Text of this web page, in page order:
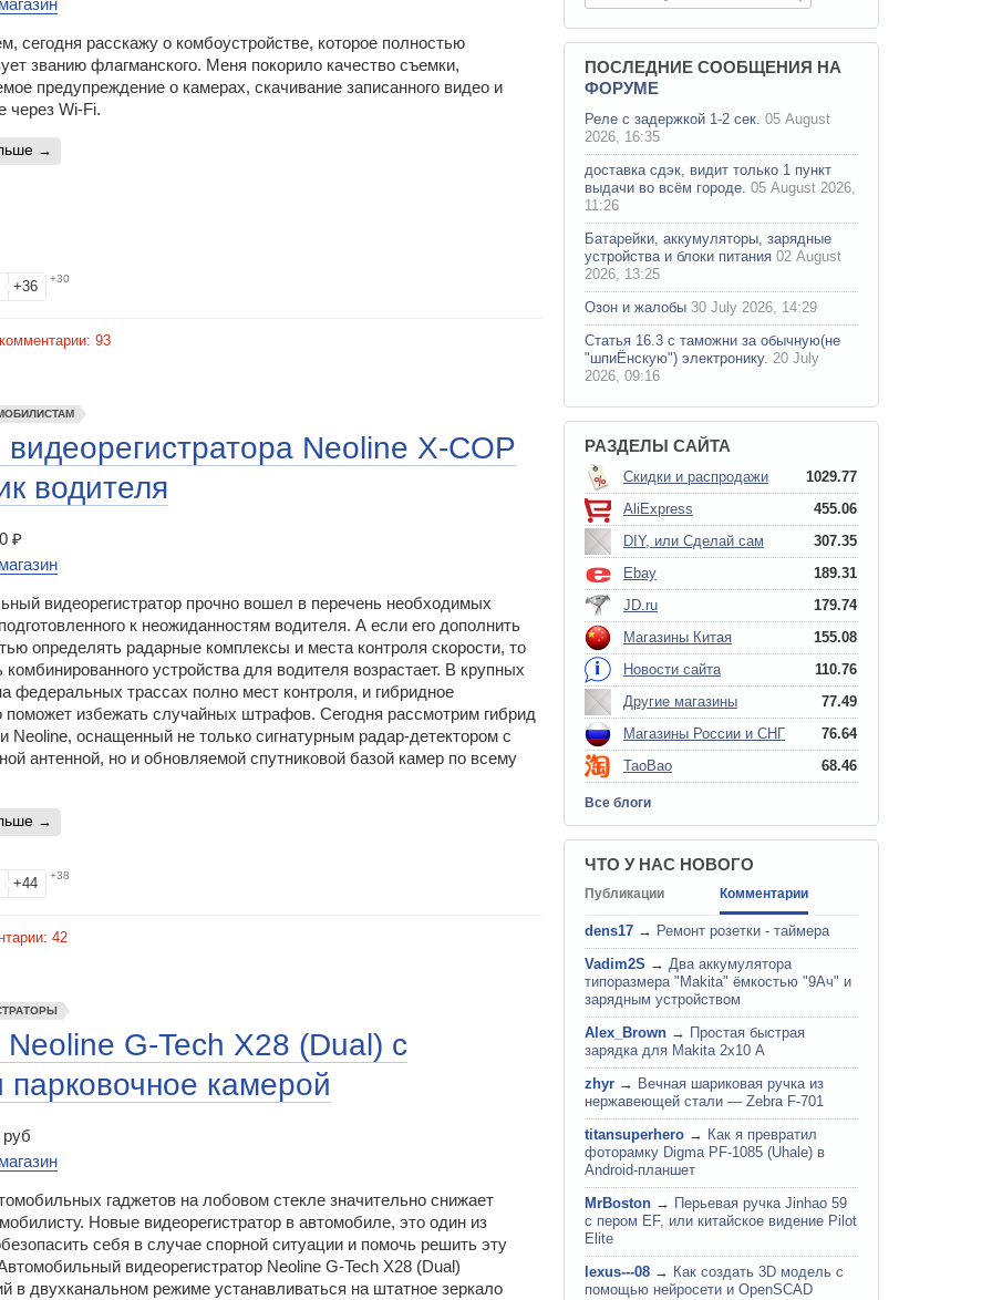
сегодня расскажу о комбоустройстве, которое полностью
званию флагманского. Меня покорило качество съемки,
предупреждение о камерах, скачивание записанного видео и
через Wi-Fi.
+30
+36
комментарии: 93
Neoline X-COP
водителя
₽
видеорегистратор прочно вошел в перечень необходимых
к неожиданностям водителя. А если его дополнить
определять радарные комплексы и места контроля скорости, то
комбинированного устройства для водителя возрастает. В крупных
федеральных трассах полно мест контроля, и гибридное
поможет избежать случайных штрафов. Сегодня рассмотрим гибрид
Neoline, оснащенный не только сигнатурным радар-детектором с
антенной, но и обновляемой спутниковой базой камер по всему
+38
+44
42
G-Tech X28 (Dual) с
камерой
гаджетов на лобовом стекле значительно снижает
Новые видеорегистратор в автомобиле, это один из
себя в случае спорной ситуации и помочь решить эту
видеорегистратор Neoline G-Tech X28 (Dual)
в двухканальном режиме устанавливаться на штатное зеркало
ПОСЛЕДНИЕ СООБЩЕНИЯ НА
ФОРУМЕ
Реле с задержкой 1-2 сек. 05 August
2026, 16:35
доставка сдэк, видит только 1 пункт
выдачи во всём городе. 05 August 2026,
11:26
Батарейки, аккумуляторы, зарядные
устройства и блоки питания 02 August
2026, 13:25
Озон и жалобы 30 July 2026, 14:29
Статья 16.3 с таможни за обычную(не
"шпиЁнскую") электронику. 20 July
2026, 09:16
РАЗДЕЛЫ САЙТА
Скидки и распродажи
1029.77
AliExpress
455.06
DIY, или Сделай сам
307.35
Ebay
189.31
JD.ru
179.74
Магазины Китая
155.08
Новости сайта
110.76
Другие магазины
77.49
Магазины России и СНГ
76.64
TaoBao
68.46
Все блоги
ЧТО У НАС НОВОГО
Публикации Комментарии
dens17 → Ремонт розетки - таймера
Vadim2S → Два аккумулятора
типоразмера "Makita" ёмкостью "9Ач" и
зарядным устройством
Alex_Brown → Простая быстрая
зарядка для Makita 2х10 А
zhyr → Вечная шариковая ручка из
нержавеющей стали — Zebra F-701
titansuperhero → Как я превратил
фоторамку Digma PF-1085 (Uhale) в
Android-планшет
MrBoston → Перьевая ручка Jinhao 59
с пером EF, или китайское видение Pilot
Elite
lexus---08 → Как создать 3D модель с
помощью нейросети и OpenSCAD